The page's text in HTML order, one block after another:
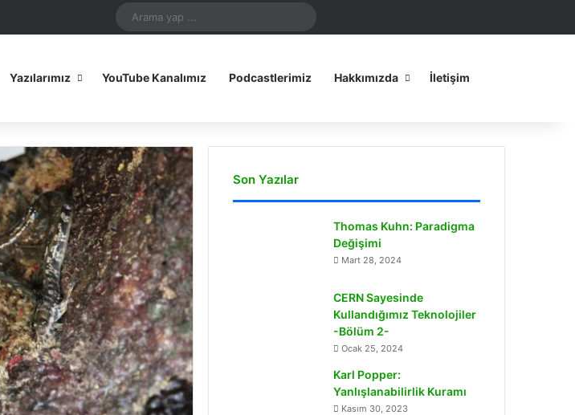
MastodoniOS Uygulamamız
Android Uygulamamız
...
Yazılarımız YouTube Kanalımız Podcastlerimiz Hakkımızda İletişim
Son Yazılar
Thomas Kuhn: Paradigma
Değişimi
Mart 28, 2024
CERN Sayesinde
Kullandığımız Teknolojiler
-Bölüm 2-
Ocak 25, 2024
Karl Popper:
Yanlışlanabilirlik Kuramı
Kasım 30, 2023